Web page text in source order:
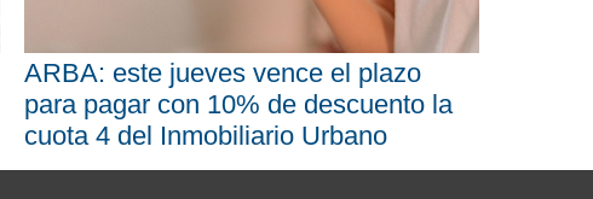
ARBA: este jueves vence el plazo
para pagar con 10% de descuento la
cuota 4 del Inmobiliario Urbano